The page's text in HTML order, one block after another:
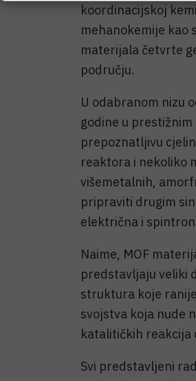
koordinacijskoj
mehanokemije kao
materijala četvrte
području.
U odabranom nizu
godine u
prepoznatljivu
reaktora i nekoliko
višemetalnih,
pripraviti drugim
električna i
Naime, MOF
predstavljaju veliki
struktura koje
svojstva koja nude
katalitičkih reakcija
Svi predstavljeni